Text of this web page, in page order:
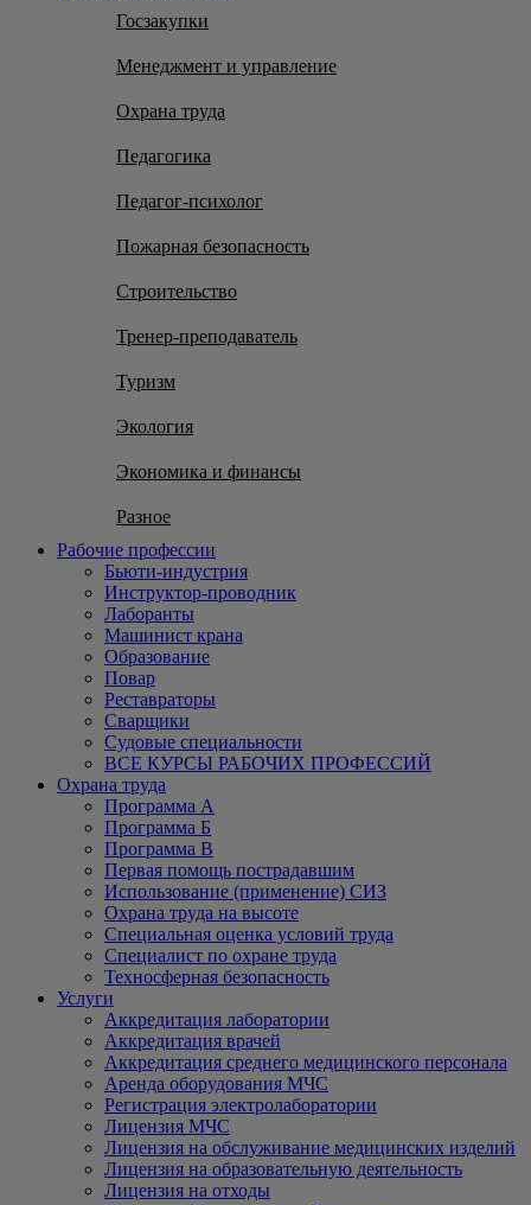
Госзакупки
Менеджмент и управление
Охрана труда
Педагогика
Педагог-психолог
Пожарная безопасность
Строительство
Тренер-преподаватель
Туризм
Экология
Экономика и финансы
Разное
Рабочие профессии
Бьюти-индустрия
Инструктор-проводник
Лаборанты
Машинист крана
Образование
Повар
Реставраторы
Сварщики
Судовые специальности
ВСЕ КУРСЫ РАБОЧИХ ПРОФЕССИЙ
Охрана труда
Программа А
Программа Б
Программа В
Первая помощь пострадавшим
Использование (применение) СИЗ
Охрана труда на высоте
Специальная оценка условий труда
Специалист по охране труда
Техносферная безопасность
Услуги
Аккредитация лаборатории
Аккредитация врачей
Аккредитация среднего медицинского персонала
Аренда оборудования МЧС
Регистрация электролаборатории
Лицензия МЧС
Лицензия на обслуживание медицинских изделий
Лицензия на образовательную деятельность
Лицензия на отходы